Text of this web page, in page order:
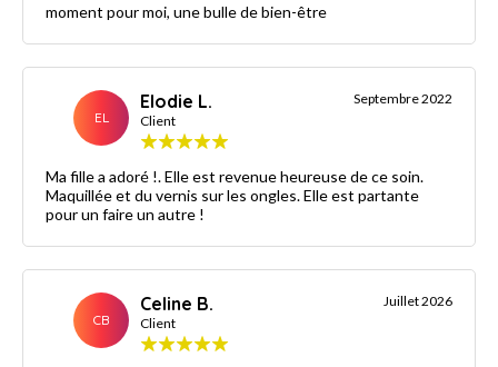
moment pour moi, une bulle de bien-être
EL
Elodie L.
Client
Septembre 2022
Ma fille a adoré !. Elle est revenue heureuse de ce soin.
Maquillée et du vernis sur les ongles. Elle est partante
pour un faire un autre !
CB
Celine B.
Client
Juillet 2026